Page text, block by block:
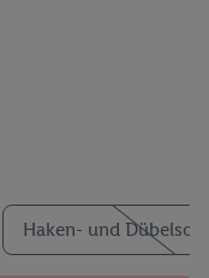
Haken- und